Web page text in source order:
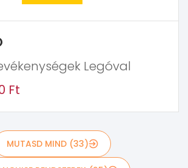
Legóval
Ft
MUTASD MIND (33)